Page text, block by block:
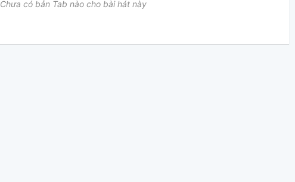
Chưa có bản Tab nào cho bài hát này